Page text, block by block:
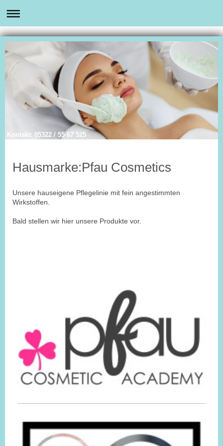
Kontakt: 05322 / 55 67 525
Hausmarke:Pfau Cosmetics
Unsere hauseigene Pflegelinie mit fein angestimmten
Wirkstoffen.
Bald stellen wir hier unsere Produkte vor.